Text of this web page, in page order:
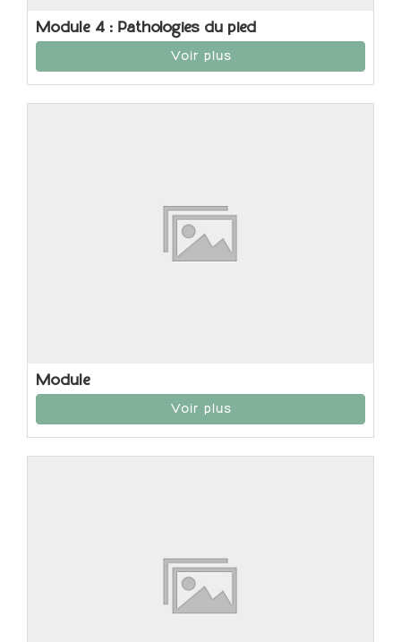
Module 4 : Pathologies du pied
Voir plus
Module
Voir plus